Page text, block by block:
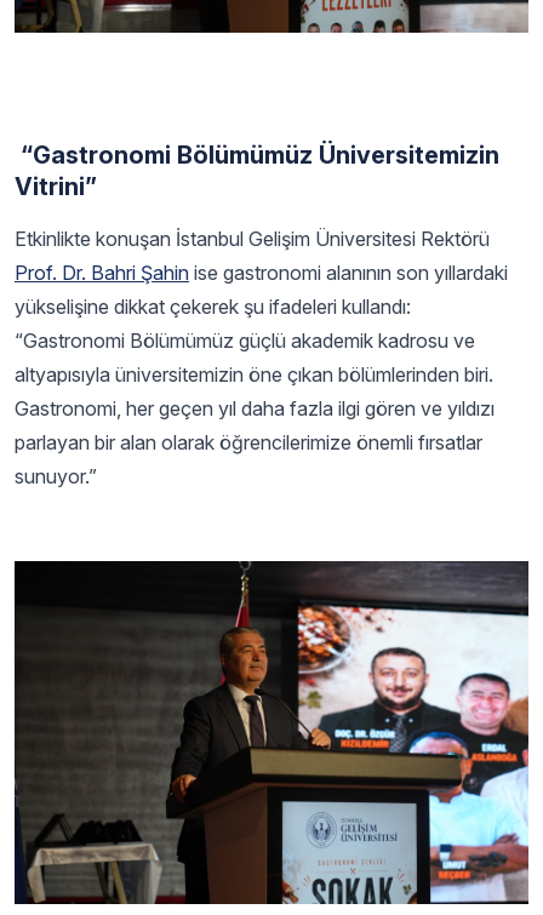
“Gastronomi Bölümümüz Üniversitemizin
Vitrini”
Etkinlikte konuşan İstanbul Gelişim Üniversitesi Rektörü
Prof. Dr. Bahri Şahin ise gastronomi alanının son yıllardaki
yükselişine dikkat çekerek şu ifadeleri kullandı:
“Gastronomi Bölümümüz güçlü akademik kadrosu ve
altyapısıyla üniversitemizin öne çıkan bölümlerinden biri.
Gastronomi, her geçen yıl daha fazla ilgi gören ve yıldızı
parlayan bir alan olarak öğrencilerimize önemli fırsatlar
sunuyor.”